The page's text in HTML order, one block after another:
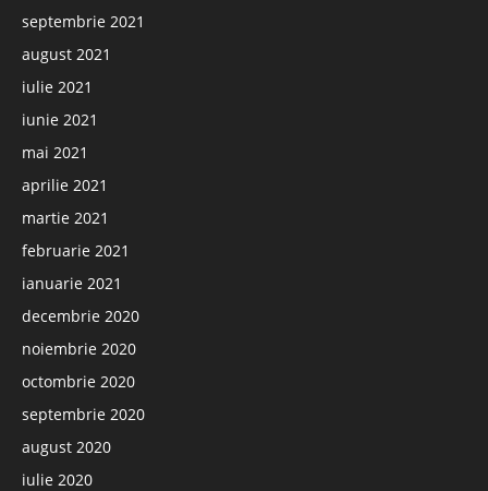
septembrie 2021
august 2021
iulie 2021
iunie 2021
mai 2021
aprilie 2021
martie 2021
februarie 2021
ianuarie 2021
decembrie 2020
noiembrie 2020
octombrie 2020
septembrie 2020
august 2020
iulie 2020